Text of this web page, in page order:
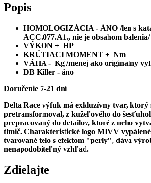
RACE
Popis
HOMOLOGIZÁCIA - ÁNO /len s
ACC.077.A1., nie je obsahom balenia/
VÝKON + HP
KRÚTIACI MOMENT + Nm
VÁHA - Kg /menej ako originálny
DB Killer - áno
Doručenie 7-21 dní
Delta Race výfuk má exkluzívny tvar, ktorý
pretransformoval, z kužeľového do
prepracovaný do detailov, ktoré z neho
tlmič. Charakteristické logo MIVV vypálené
tvarované telo s efektom "perly", dáva
nenapodobiteľný vzhľad.
Zdielajte